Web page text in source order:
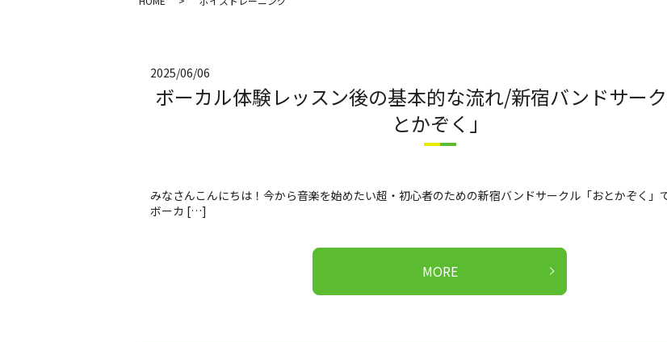
2025/06/06
ボーカル体験レッスン後の基本的な流れ/新宿バンドサー
とかぞく」
みなさんこんにちは！今から音楽を始めたい超・初心者のための新宿バンドサークル「おとかぞく」
ボーカ […]
MORE